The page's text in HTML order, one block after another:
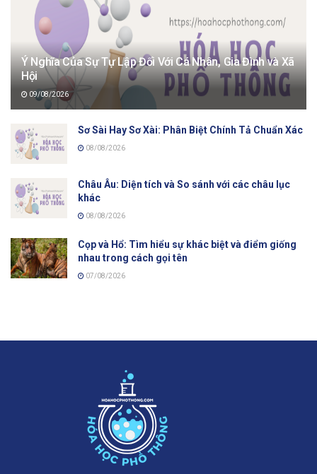
Ý Nghĩa Của Sự Tự Lập Đối Với Cá Nhân, Gia Đình và Xã
Hội
09/08/2026
Sơ Sài Hay Sơ Xài: Phân Biệt Chính Tả Chuẩn Xác
08/08/2026
Châu Âu: Diện tích và So sánh với các châu lục
khác
08/08/2026
Cọp và Hổ: Tìm hiểu sự khác biệt và điểm giống
nhau trong cách gọi tên
07/08/2026